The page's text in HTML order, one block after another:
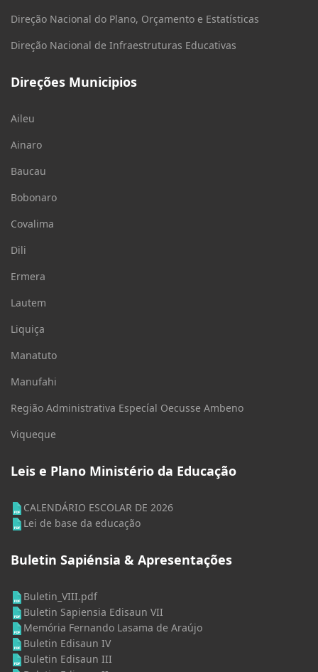
Direção Nacional do Plano, Orçamento e Estatísticas
Direção Nacional de Infraestruturas Educativas
Direções Municipios
Aileu
Ainaro
Baucau
Bobonaro
Covalima
Dili
Ermera
Lautem
Liquiça
Manatuto
Manufahi
Região Administrativa Especíal Oecusse Ambeno
Viqueque
Leis e Plano Ministério da Educação
CALENDÁRIO ESCOLAR DE 2026
Lei de base da educação
Buletin Sapiénsia & Apresentações
Buletin_VIII.pdf
Buletin Sapiensia Edisaun VII
Memória Fernando Lasama de Araújo
Buletin Edisaun IV
Buletin Edisaun III